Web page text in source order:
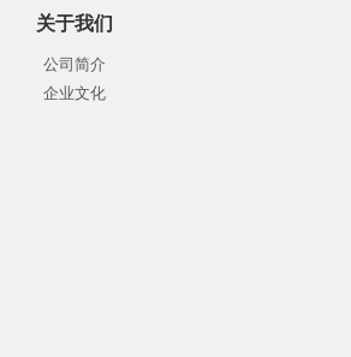
关于我们
公司简介
企业文化